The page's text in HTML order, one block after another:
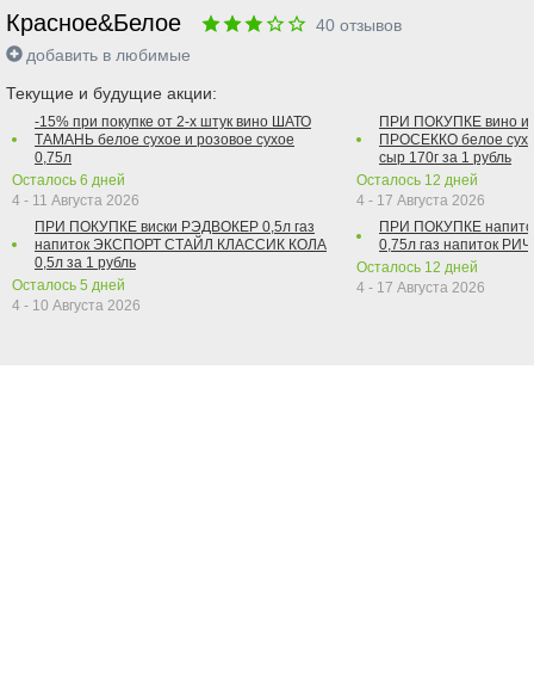
Красное&Белое 40 отзывов
добавить в любимые
Текущие и будущие акции:
-15% при покупке от 2-х штук вино ШАТО
ТАМАНЬ белое сухое и розовое сухое
0,75л
Осталось 6 дней
4 - 11 Августа 2026
ПРИ ПОКУПКЕ виски РЭДВОКЕР 0,5л газ
напиток ЭКСПОРТ СТАЙЛ КЛАССИК КОЛА
0,5л за 1 рубль
Осталось 5 дней
4 - 10 Августа 2026
ПРИ ПОКУПКЕ вино
ПРОСЕККО белое
сыр 170г за 1 рубль
Осталось 12 дней
4 - 17 Августа 2026
ПРИ ПОКУПКЕ
0,75л газ напиток
Осталось 12 дней
4 - 17 Августа 2026